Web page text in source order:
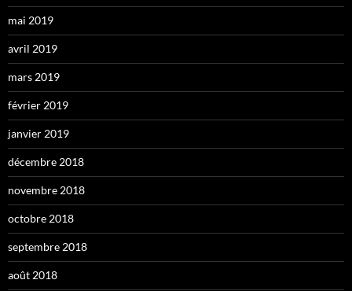
mai 2019
avril 2019
mars 2019
février 2019
janvier 2019
décembre 2018
novembre 2018
octobre 2018
septembre 2018
août 2018